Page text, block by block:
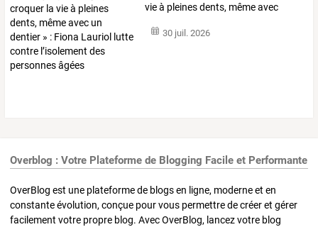
vieà pleinesdents, mêmeavec
30 juil. 2026
Overblog : Votre Plateforme de Blogging Facile et Performante
OverBlog est une plateforme de blogs en ligne, moderne et en
constante évolution, conçue pour vous permettre de créer et gérer
facilement votre propre blog. Avec OverBlog, lancez votre blog